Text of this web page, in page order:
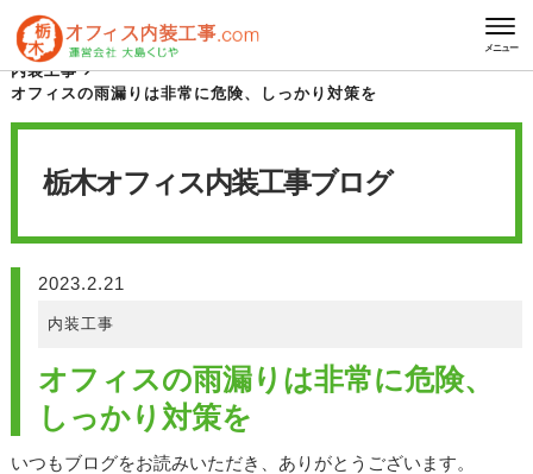
メニュー
HOME
栃木オフィス内装工事 ブログ
内装工事
オフィスの雨漏りは非常に危険、しっかり対策を
栃木オフィス内装工事ブログ
2023.2.21
内装工事
オフィスの雨漏りは非常に危険、
しっかり対策を
いつもブログをお読みいただき、ありがとうございます。